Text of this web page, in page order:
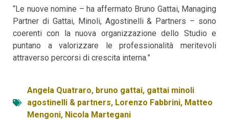
“Le nuove nomine – ha affermato Bruno Gattai, Managing
Partner di Gattai, Minoli, Agostinelli & Partners – sono
coerenti con la nuova organizzazione dello Studio e
puntano a valorizzare le professionalità meritevoli
attraverso percorsi di crescita interna.”
Angela Quatraro, bruno gattai, gattai minoli
agostinelli & partners, Lorenzo Fabbrini, Matteo
Mengoni, Nicola Martegani